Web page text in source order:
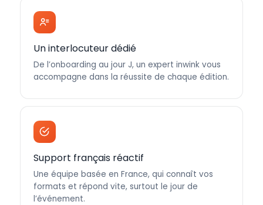
Un interlocuteur dédié
De l’onboarding au jour J, un expert inwink vous
accompagne dans la réussite de chaque édition.
Support français réactif
Une équipe basée en France, qui connaît vos
formats et répond vite, surtout le jour de
l’événement.